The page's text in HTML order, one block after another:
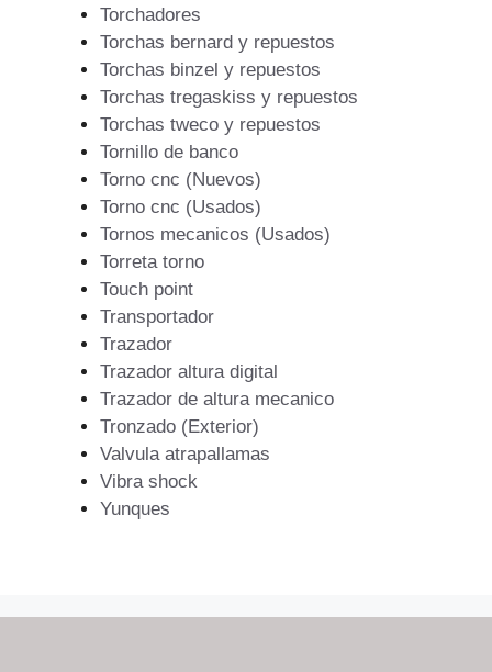
Torchadores
Torchas bernard y repuestos
Torchas binzel y repuestos
Torchas tregaskiss y repuestos
Torchas tweco y repuestos
Tornillo de banco
Torno cnc (Nuevos)
Torno cnc (Usados)
Tornos mecanicos (Usados)
Torreta torno
Touch point
Transportador
Trazador
Trazador altura digital
Trazador de altura mecanico
Tronzado (Exterior)
Valvula atrapallamas
Vibra shock
Yunques